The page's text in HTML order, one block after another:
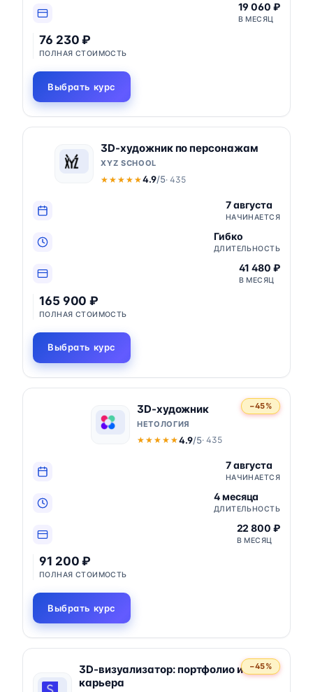
19 060 ₽
В МЕСЯЦ
76 230 ₽
ПОЛНАЯ СТОИМОСТЬ
Выбрать курс
3D-художник по персонажам
XYZ SCHOOL
★★★★★
★★★★★4.9/5· 435
7 августа
НАЧИНАЕТСЯ
Гибко
ДЛИТЕЛЬНОСТЬ
41 480 ₽
В МЕСЯЦ
165 900 ₽
ПОЛНАЯ СТОИМОСТЬ
Выбрать курс
−45%
3D-художник
НЕТОЛОГИЯ
★★★★★
★★★★★4.9/5· 435
7 августа
НАЧИНАЕТСЯ
4 месяца
ДЛИТЕЛЬНОСТЬ
22 800 ₽
В МЕСЯЦ
91 200 ₽
ПОЛНАЯ СТОИМОСТЬ
Выбрать курс
−45%
3D-визуализатор: портфолио и
карьера